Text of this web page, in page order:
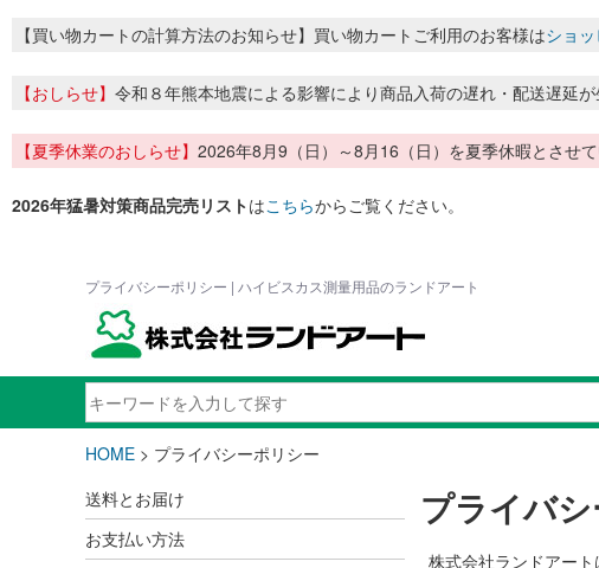
【買い物カートの計算方法のお知らせ】買い物カートご利用のお客様はショ
【おしらせ】 令和８年熊本地震による影響により商品入荷の遅れ・配送遅延
【夏季休業のおしらせ】 2026年8月9（日）～8月16（日）を夏季休暇とさせ
2026年猛暑対策商品完売リストはこちらからご覧ください。
プライバシーポリシー | ハイビスカス測量用品のランドアート
HOME > プライバシーポリシー
送料とお届け
お支払い方法
プライバ
株式会社ランドアー